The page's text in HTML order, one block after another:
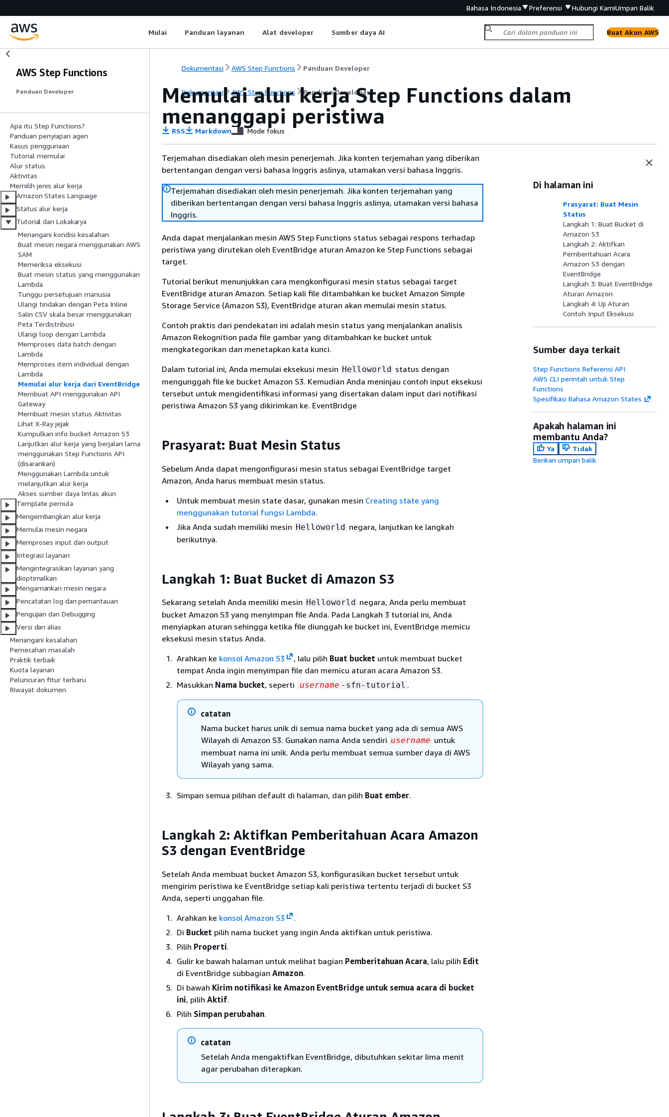
Bahasa Indonesia Preferensi Hubungi KamiUmpan Balik
Mulai Panduan layanan Alat developer Sumber daya AI Buat Akun AWS
AWS Step Functions
Panduan Developer
Apa itu Step Functions?
Panduan penyiapan agen
Kasus penggunaan
Tutorial memulai
Alur status
Aktivitas
Memilih jenis alur kerja
Amazon States Language
Status alur kerja
Tutorial dan Lokakarya
Menangani kondisi kesalahan
Buat mesin negara menggunakan AWS
SAM
Memeriksa eksekusi
Buat mesin status yang menggunakan
Lambda
Tunggu persetujuan manusia
Ulangi tindakan dengan Peta Inline
Salin CSV skala besar menggunakan
Peta Terdistribusi
Ulangi loop dengan Lambda
Memproses data batch dengan
Lambda
Memproses item individual dengan
Lambda
Memulai alur kerja dari EventBridge
Membuat API menggunakan API
Gateway
Membuat mesin status Aktivitas
Lihat X-Ray jejak
Kumpulkan info bucket Amazon S3
Lanjutkan alur kerja yang berjalan lama
menggunakan Step Functions API
(disarankan)
Menggunakan Lambda untuk
melanjutkan alur kerja
Akses sumber daya lintas akun
Template pemula
Mengembangkan alur kerja
Memulai mesin negara
Memproses input dan output
Integrasi layanan
Mengintegrasikan layanan yang
dioptimalkan
Mengamankan mesin negara
Pencatatan log dan pemantauan
Pengujian dan Debugging
Versi dan alias
Menangani kesalahan
Pemecahan masalah
Praktik terbaik
Kuota layanan
Peluncuran fitur terbaru
Riwayat dokumen
Dokumentasi AWS Step Functions Panduan Developer
Dokumentasi AWS Step Functions Panduan Developer
Memulai alur kerja Step Functions dalam
menanggapi peristiwa
RSS Markdown Mode fokus
Terjemahan disediakan oleh mesin penerjemah. Jika konten terjemahan yang diberikan
bertentangan dengan versi bahasa Inggris aslinya, utamakan versi bahasa Inggris.
Terjemahan disediakan oleh mesin penerjemah. Jika konten terjemahan yang
diberikan bertentangan dengan versi bahasa Inggris aslinya, utamakan versi bahasa
Inggris.
Anda dapat menjalankan mesin AWS Step Functions status sebagai respons terhadap
peristiwa yang dirutekan oleh EventBridge aturan Amazon ke Step Functions sebagai
target.
Tutorial berikut menunjukkan cara mengkonfigurasi mesin status sebagai target
EventBridge aturan Amazon. Setiap kali file ditambahkan ke bucket Amazon Simple
Storage Service (Amazon S3), EventBridge aturan akan memulai mesin status.
Contoh praktis dari pendekatan ini adalah mesin status yang menjalankan analisis
Amazon Rekognition pada file gambar yang ditambahkan ke bucket untuk
mengkategorikan dan menetapkan kata kunci.
Dalam tutorial ini, Anda memulai eksekusi mesin Helloworld status dengan
mengunggah file ke bucket Amazon S3. Kemudian Anda meninjau contoh input eksekusi
tersebut untuk mengidentifikasi informasi yang disertakan dalam input dari notifikasi
peristiwa Amazon S3 yang dikirimkan ke. EventBridge
Prasyarat: Buat Mesin Status
Sebelum Anda dapat mengonfigurasi mesin status sebagai EventBridge target
Amazon, Anda harus membuat mesin status.
Untuk membuat mesin state dasar, gunakan mesin Creating state yang
menggunakan tutorial fungsi Lambda.
Jika Anda sudah memiliki mesin Helloworld negara, lanjutkan ke langkah
berikutnya.
Langkah 1: Buat Bucket di Amazon S3
Sekarang setelah Anda memiliki mesin Helloworld negara, Anda perlu membuat
bucket Amazon S3 yang menyimpan file Anda. Pada Langkah 3 tutorial ini, Anda
menyiapkan aturan sehingga ketika file diunggah ke bucket ini, EventBridge memicu
eksekusi mesin status Anda.
Arahkan ke konsol Amazon S3 , lalu pilih Buat bucket untuk membuat bucket
tempat Anda ingin menyimpan file dan memicu aturan acara Amazon S3.
Masukkan Nama bucket, seperti username -sfn-tutorial .
catatan
Nama bucket harus unik di semua nama bucket yang ada di semua AWS
Wilayah di Amazon S3. Gunakan nama Anda sendiri username untuk
membuat nama ini unik. Anda perlu membuat semua sumber daya di AWS
Wilayah yang sama.
Simpan semua pilihan default di halaman, dan pilih Buat ember.
Langkah 2: Aktifkan Pemberitahuan Acara Amazon
S3 dengan EventBridge
Setelah Anda membuat bucket Amazon S3, konfigurasikan bucket tersebut untuk
mengirim peristiwa ke EventBridge setiap kali peristiwa tertentu terjadi di bucket S3
Anda, seperti unggahan file.
Arahkan ke konsol Amazon S3
.
Di Bucket pilih nama bucket yang ingin Anda aktifkan untuk peristiwa.
Pilih Properti.
Gulir ke bawah halaman untuk melihat bagian Pemberitahuan Acara, lalu pilih Edit
di EventBridge subbagian Amazon.
Di bawah Kirim notifikasi ke Amazon EventBridge untuk semua acara di bucket
ini, pilih Aktif.
Pilih Simpan perubahan.
catatan
Setelah Anda mengaktifkan EventBridge, dibutuhkan sekitar lima menit
agar perubahan diterapkan.
Di halaman ini
Prasyarat: Buat Mesin
Status
Langkah 1: Buat Bucket di
Amazon S3
Langkah 2: Aktifkan
Pemberitahuan Acara
Amazon S3 dengan
EventBridge
Langkah 3: Buat EventBridge
Aturan Amazon
Langkah 4: Uji Aturan
Contoh Input Eksekusi
Sumber daya terkait
Step Functions Referensi API
AWS CLI perintah untuk Step
Functions
Spesifikasi Bahasa Amazon States
Apakah halaman ini
membantu Anda?
Ya
Tidak
Berikan umpan balik